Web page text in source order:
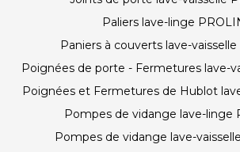
Paliers lave-linge
Paniers à couverts lave-
Poignées de porte - Fermetures lave-
Poignées et Fermetures de Hublot
Pompes de vidange lave-linge
Pompes de vidange lave-